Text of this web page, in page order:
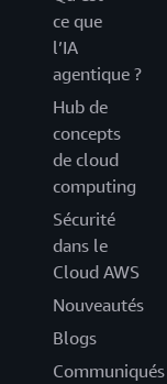
ce que
l’IA
agentique ?
Hub de
concepts
de cloud
computing
Sécurité
dans le
Cloud AWS
Nouveautés
Blogs
Communiqués